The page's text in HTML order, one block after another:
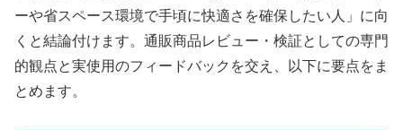
ーや省スペース環境で手頃に快適さを確保したい人」に向
くと結論付けます。通販商品レビュー・検証としての専門
的観点と実使用のフィードバックを交え、以下に要点をま
とめます。